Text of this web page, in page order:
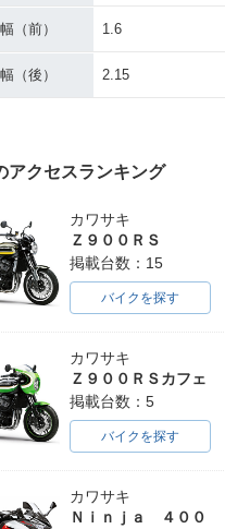
（前） 1.6
（後） 2.15
アクセスランキング
カワサキ
Ｚ９００ＲＳ
掲載台数：15
バイクを探す
カワサキ
Ｚ９００ＲＳカフェ
掲載台数：5
バイクを探す
カワサキ
Ｎｉｎｊａ ４００